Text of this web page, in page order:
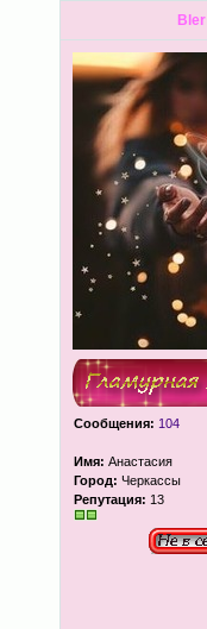
Bler
Сообщения: 104
Имя: Анастасия
Город: Черкассы
Репутация: 13